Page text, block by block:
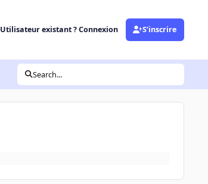
Utilisateur existant ? Connexion S’inscrire
Search...